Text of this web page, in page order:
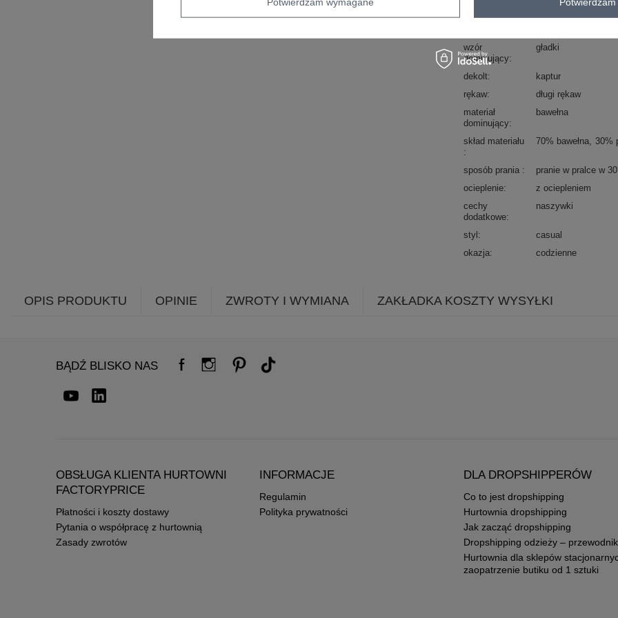
wzór
dominujący
gładki
dekolt
kaptur
rękaw
długi rękaw
materiał
dominujący
bawełna
skład materiału 70% bawełna 30%
sposób prania
pranie w pralce w
ocieplenie
z ociepleniem
cechy
dodatkowe
naszywki
styl
casual
okazja
codzienne
OPIS PRODUKTU OPINIE ZWROTY I WYMIANA ZAKŁADKA KOSZTY WYSYŁKI
BĄDŹ BLISKO NAS
OBSŁUGA KLIENTA HURTOWNI
FACTORYPRICE
Płatności i koszty dostawy
Pytania o współpracę z hurtownią
Zasady zwrotów
INFORMACJE
Regulamin
Polityka prywatności
DLA DROPSHIPPERÓW
Co to jest dropshipping
Hurtownia dropshipping
Jak zacząć dropshipping
Dropshipping odzieży – przewodnik
Hurtownia dla sklepów
zaopatrzenie butiku od 1 sztuki